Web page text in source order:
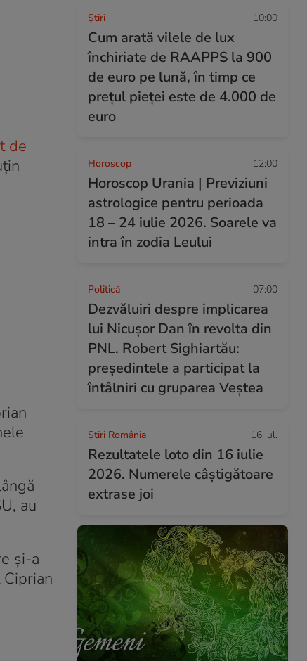
de
au
și-a
Ştiri 10:00
Cum arată vilele de lux
închiriate de RAAPPS la 900
de euro pe lună, în timp ce
prețul pieței este de 4.000 de
euro
Horoscop 12:00
Horoscop Urania | Previziuni
astrologice pentru perioada
18 – 24 iulie 2026. Soarele va
intra în zodia Leului
Politică 07:00
Dezvăluiri despre implicarea
lui Nicușor Dan în revolta din
PNL. Robert Sighiartău:
președintele a participat la
întâlniri cu gruparea Veștea
Știri România 16 iul.
Rezultatele loto din 16 iulie
2026. Numerele câștigătoare
extrase joi